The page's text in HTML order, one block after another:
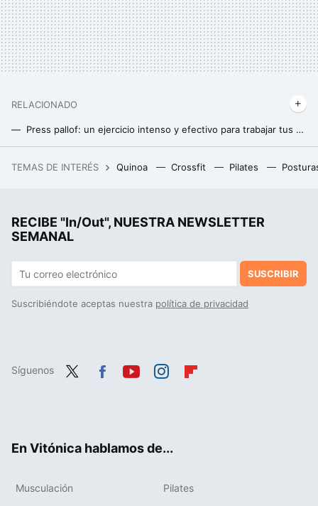
RELACIONADO
Press pallof: un ejercicio intenso y efectivo para trabajar tus abdominales
Un joven de 19 años hackeó el iPhone, fue contratado por Apple y terminó despedido por no contestar a un correo
TEMAS DE INTERÉS Quinoa Crossfit Pilates
RECIBE "In/Out", NUESTRA NEWSLETTER
SEMANAL
SUSCRIBIR
Suscribiéndote aceptas nuestra política de privacidad
Síguenos
En Vitónica hablamos de...
Musculación Pilates